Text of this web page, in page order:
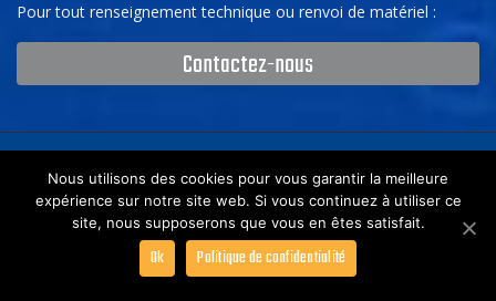
Pour tout renseignement technique ou renvoi de matériel :
Contactez-nous
Copyright © 2017 CRISTEC -Mentions légales-Engagement de
confidentialité -Plan du site
Nous utilisons des cookies pour vous garantir la meilleure
expérience sur notre site web. Si vous continuez à utiliser ce
site, nous supposerons que vous en êtes satisfait.
Ok Politique de confidentialité